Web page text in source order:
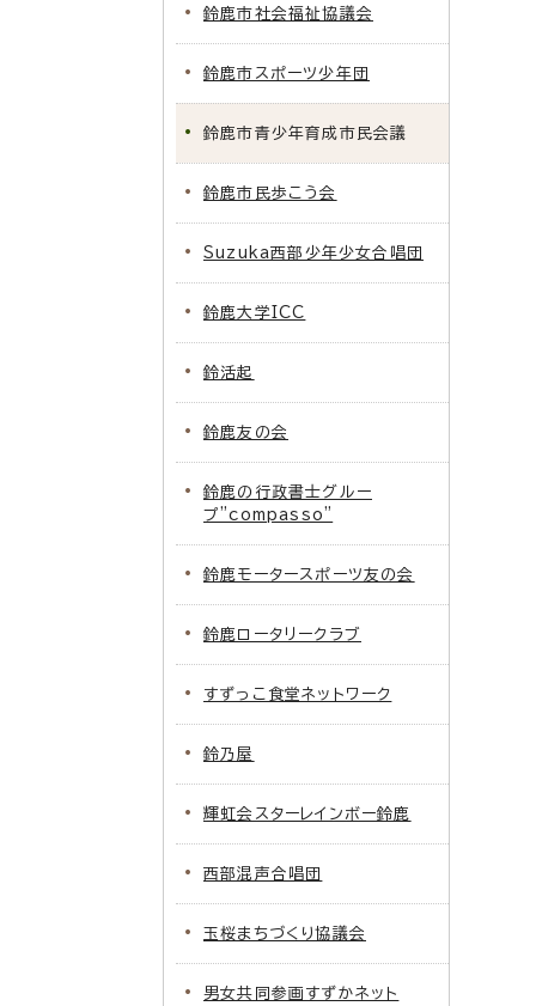
鈴鹿市社会福祉協議会
鈴鹿市スポーツ少年団
鈴鹿市青少年育成市民会議
鈴鹿市民歩こう会
Suzuka西部少年少女合唱団
鈴鹿大学ICC
鈴活起
鈴鹿友の会
鈴鹿の行政書士グルー
プ”compasso”
鈴鹿モータースポーツ友の会
鈴鹿ロータリークラブ
すずっこ食堂ネットワーク
鈴乃屋
輝虹会スターレインボー鈴鹿
西部混声合唱団
玉桜まちづくり協議会
男女共同参画すずかネット